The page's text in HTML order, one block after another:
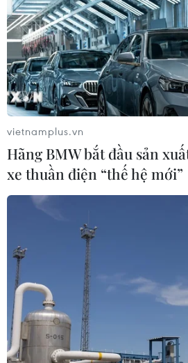
Đại diện EU, các nhóm Mỹ Latinh,
nước đang phát triển và gần 30
nhấn mạnh tầm quan trọng của
dựng và xây dựng một trật tự
Đối thoại biển lần thứ 5:
trong vấn đề Biển Đông
vietnamplus.vn
Hãng BMW bắt đầu sản
xe thuần điện “thế hệ mới”